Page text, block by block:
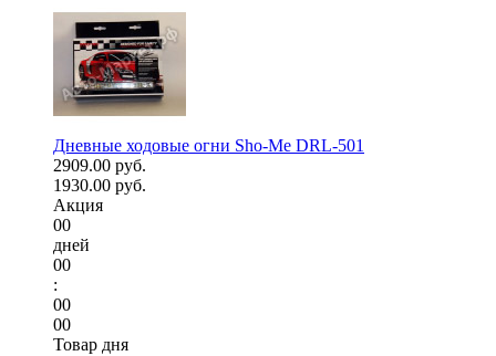
Дневные ходовые огни Sho-Me DRL-501
2909.00 руб.
1930.00 руб.
Акция
00
дней
00
:
00
00
Товар дня